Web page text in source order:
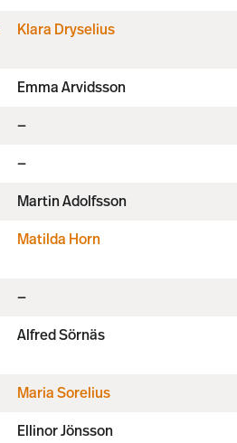
Klara Dryselius
Emma Arvidsson
—
—
Martin Adolfsson
Matilda Horn
—
Alfred Sörnäs
Maria Sorelius
Ellinor Jönsson